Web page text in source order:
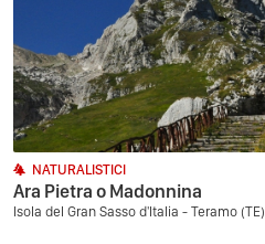
NATURALISTICI
Ara Pietra o Madonnina
Isola del Gran Sasso d'Italia - Teramo (TE)